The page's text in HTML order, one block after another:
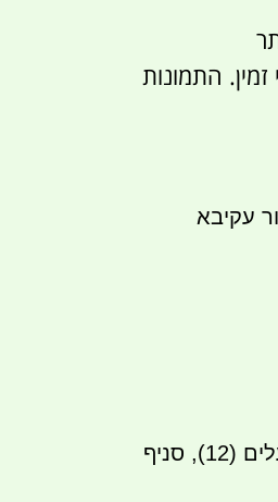
התמונות
העברה בנקאית לחשבון 12230, בנק הפועלים (12), סניף